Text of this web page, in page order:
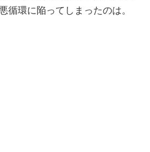
循環に陥ってしまったのは。